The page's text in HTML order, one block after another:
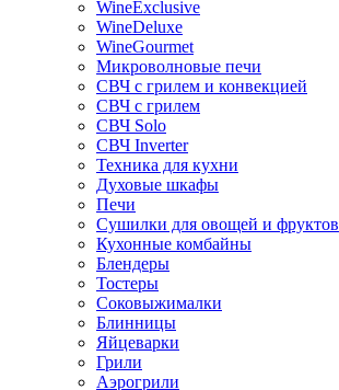
WineExclusive
WineDeluxe
WineGourmet
Микроволновые печи
СВЧ с грилем и конвекцией
СВЧ с грилем
СВЧ Solo
СВЧ Inverter
Техника для кухни
Духовые шкафы
Печи
Сушилки для овощей и фруктов
Кухонные комбайны
Блендеры
Тостеры
Соковыжималки
Блинницы
Яйцеварки
Грили
Аэрогрили